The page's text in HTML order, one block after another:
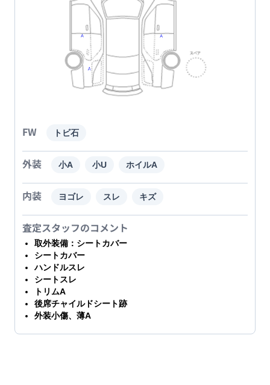
FW トビ石
外装 小A 小U ホイルA
内装 ヨゴレ スレ キズ
査定スタッフのコメント
取外装備：シートカバー
シートカバー
ハンドルスレ
シートスレ
トリムA
後席チャイルドシート跡
外装小傷、薄A